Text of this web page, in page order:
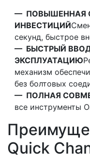
— ПОВЫШЕННАЯ
ИНВЕСТИЦИЙ
секунд, быстрое
— БЫСТРЫЙ
ЭКСПЛУАТАЦИЮ
механизм
без болтовых
— ПОЛНАЯ
все инструменты
Quick